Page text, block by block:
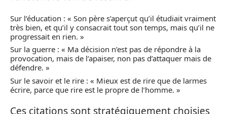
Sur l’éducation : « Son père s’aperçut qu’il étudiait vraiment
très bien, et qu’il y consacrait tout son temps, mais qu’il ne
progressait en rien. »
Sur la guerre : « Ma décision n’est pas de répondre à la
provocation, mais de l’apaiser, non pas d’attaquer mais de
défendre. »
Sur le savoir et le rire : « Mieux est de rire que de larmes
écrire, parce que rire est le propre de l’homme. »
Ces citations sont stratégiquement choisies